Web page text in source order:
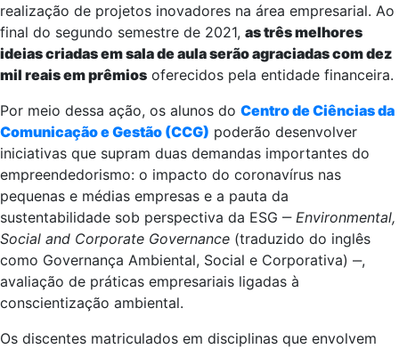
realização de projetos inovadores na área empresarial. Ao
final do segundo semestre de 2021, as três melhores
ideias criadas em sala de aula serão agraciadas com dez
mil reais em prêmios oferecidos pela entidade financeira.
Por meio dessa ação, os alunos do Centro de Ciências da
Comunicação e Gestão (CCG) poderão desenvolver
iniciativas que supram duas demandas importantes do
empreendedorismo: o impacto do coronavírus nas
pequenas e médias empresas e a pauta da
sustentabilidade sob perspectiva da ESG ‒ Environmental,
Social and Corporate Governance (traduzido do inglês
como Governança Ambiental, Social e Corporativa) ‒,
avaliação de práticas empresariais ligadas à
conscientização ambiental.
Os discentes matriculados em disciplinas que envolvem